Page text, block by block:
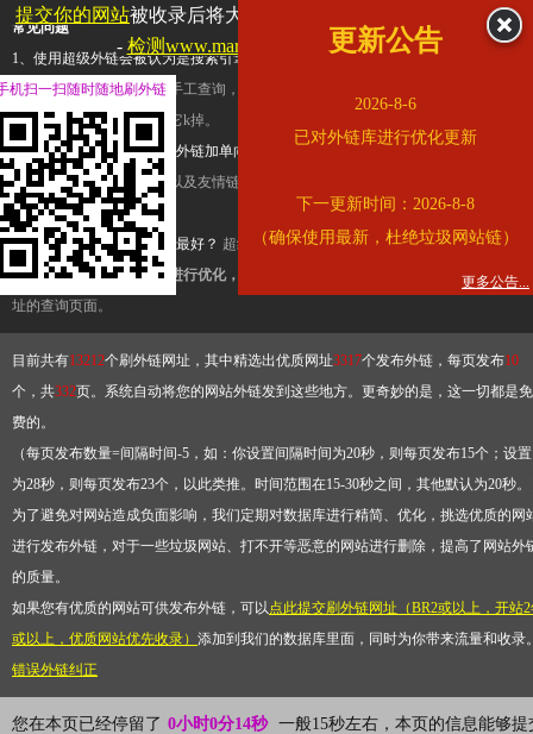
常见问题
1、使用超级外链会被认为是搜索引擎优化作弊吗？ 超级外链只是一个简便而集成
查询工具，模拟的是正常手工查询，不是作弊。如果是作弊，那您可以使用超级外
推广竞争对手的网址，让它k掉。
2、网站优化单纯依靠超级外链加单向链接可行吗？
链，需要结合普通的外链以及友情链接，您可以到站长论坛发布外链，到友情链接
台交换友情链接。
3、如何使用超级外链效果最好？ 超级外链不同于普通的外链，它是动态的链接，
有频繁使用超级外链工具进行优化，才能获得稳定的外链
，最终使搜索引擎收录带
址的查询页面。
目前共有13212个刷外链网址，其中精选出优质网址3317个发布外链，每页发布10
个，共332页。系统自动将您的网站外链发到这些地方。更奇妙的是，这一切都是免
费的。
（每页发布数量=间隔时间-5，如：你设置间隔时间为20秒，则每页发布15个；设置
为28秒，则每页发布23个，以此类推。时间范围在15-30秒之间，其他默认为20秒
为了避免对网站造成负面影响，我们定期对数据库进行精简、优化，挑选优质的网
进行发布外链，对于一些垃圾网站、打不开等恶意的网站进行删除，提高了网站外
的质量。
如果您有优质的网站可供发布外链，可以点此提交刷外链网址（BR2或以上，开站
或以上，优质网站优先收录） 添加到我们的数据库里面，同时为你带来流量和收录
错误外链纠正
您在本页已经停留了 0小时0分14秒 一般15秒左右，本页的信息能够提
提交你的网站被收录后将大幅提升流量和外链，
查看展示页面
- 检测www.marriott.com.cn是否收录
更新公告
2026-8-6
已对外链库进行优化更新
下一更新时间：2026-8-8
（确保使用最新，杜绝垃圾网站链）
更多公告...
机扫一扫随时随地刷外链